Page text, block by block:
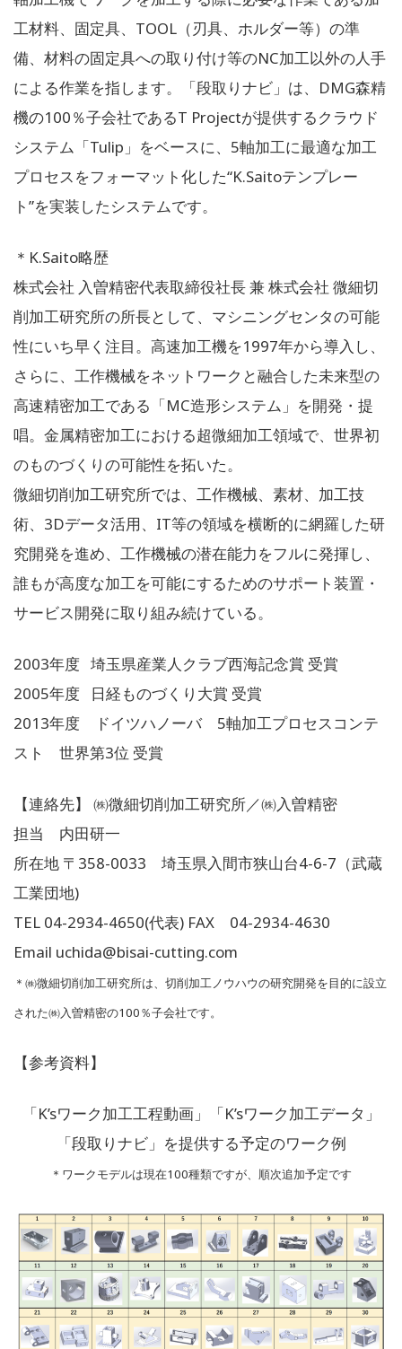
工材料、固定具、TOOL（刃具、ホルダー等）の準
備、材料の固定具への取り付け等のNC加工以外の人手
による作業を指します。「段取りナビ」は、DMG森精
機の100％子会社であるT Projectが提供するクラウド
システム「Tulip」をベースに、5軸加工に最適な加工
プロセスをフォーマット化した“K.Saitoテンプレー
ト”を実装したシステムです。
＊K.Saito略歴
株式会社 入曽精密代表取締役社長 兼 株式会社 微細切
削加工研究所の所長として、マシニングセンタの可能
性にいち早く注目。高速加工機を1997年から導入し、
さらに、工作機械をネットワークと融合した未来型の
高速精密加工である「MC造形システム」を開発・提
唱。金属精密加工における超微細加工領域で、世界初
のものづくりの可能性を拓いた。
微細切削加工研究所では、工作機械、素材、加工技
術、3Dデータ活用、IT等の領域を横断的に網羅した研
究開発を進め、工作機械の潜在能力をフルに発揮し、
誰もが高度な加工を可能にするためのサポート装置・
サービス開発に取り組み続けている。
2003年度 埼玉県産業人クラブ西海記念賞 受賞
2005年度 日経ものづくり大賞 受賞
2013年度 ドイツハノーバ 5軸加工プロセスコンテ
スト 世界第3位 受賞
【連絡先】 ㈱微細切削加工研究所／㈱入曽精密
担当 内田研一
所在地 〒358-0033 埼玉県入間市狭山台4-6-7（武蔵
工業団地)
TEL 04-2934-4650(代表) FAX 04-2934-4630
Email uchida@bisai-cutting.com
＊㈱微細切削加工研究所は、切削加工ノウハウの研究開発を目的に設立
された㈱入曽精密の100％子会社です。
【参考資料】
「K’sワーク加工工程動画」「K’sワーク加工データ」
「段取りナビ」を提供する予定のワーク例
＊ワークモデルは現在100種類ですが、順次追加予定です